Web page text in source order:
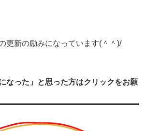
更新の励みになっています(＾＾)/
なった」と思った方はクリックをお願